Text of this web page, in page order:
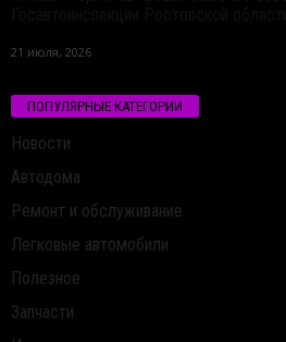
21 июля, 2026
ПОПУЛЯРНЫЕ КАТЕГОРИИ
Новости
Автодома
Ремонт и обслуживание
Легковые автомобили
Полезное
Запчасти